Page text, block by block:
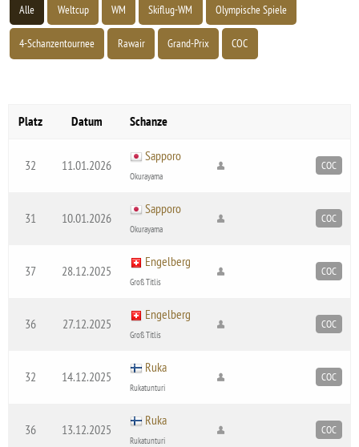
Alle Weltcup WM Skiflug-WM Olympische Spiele
4-Schanzentournee Rawair Grand-Prix COC
Platz Datum Schanze
32 11.01.2026
Sapporo
Okurayama
COC
31 10.01.2026
Sapporo
Okurayama
COC
37 28.12.2025
Engelberg
Groß Titlis
COC
36 27.12.2025
Engelberg
Groß Titlis
COC
32 14.12.2025
Ruka
Rukatunturi
COC
36 13.12.2025
Ruka
Rukatunturi
COC